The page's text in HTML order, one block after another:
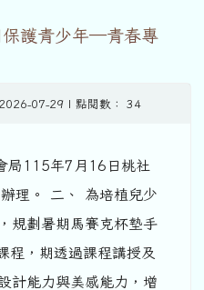
護青少年─青春專
07-29 | 點閱數： 34
局115年7月16日桃社
理。 二、 為培植兒少
規劃暑期馬賽克杯墊手
程，期透過課程講授及
計能力與美感能力，增